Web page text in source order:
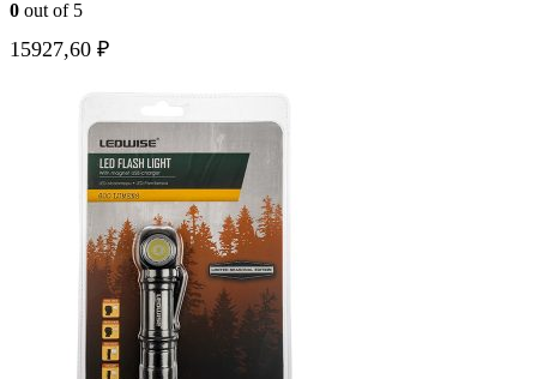
0 out of 5
15927,60 ₽